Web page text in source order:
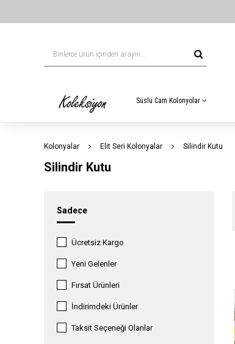
Süslü Cam Kolonyolar
Kolonyalar Elit Seri Kolonyalar Silindir Kutu
Silindir Kutu
Sadece
Ücretsiz Kargo
Yeni Gelenler
Fırsat Ürünleri
İndirimdeki Ürünler
Taksit Seçeneği Olanlar